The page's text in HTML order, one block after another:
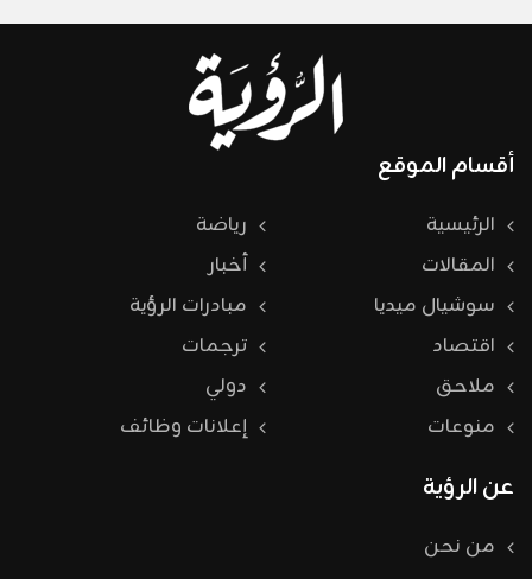
أقسام الموقع
الرئيسية
رياضة
المقالات
أخبار
سوشيال ميديا
مبادرات الرؤية
اقتصاد
ترجمات
ملاحق
دولي
منوعات
إعلانات وظائف
عن الرؤية
من نحن